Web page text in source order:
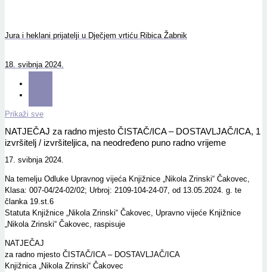
Jura i heklani prijatelji u Dječjem vrtiću Ribica Žabnik
18. svibnja 2024.
Prikaži sve
NATJEČAJ za radno mjesto ČISTAČ/ICA – DOSTAVLJAČ/ICA, 1
izvršitelj / izvršiteljica, na neodređeno puno radno vrijeme
17. svibnja 2024.
Na temelju Odluke Upravnog vijeća Knjižnice „Nikola Zrinski“ Čakovec,
Klasa: 007-04/24-02/02; Urbroj: 2109-104-24-07, od 13.05.2024. g. te
članka 19.st.6
Statuta Knjižnice „Nikola Zrinski“ Čakovec, Upravno vijeće Knjižnice
„Nikola Zrinski“ Čakovec, raspisuje
NATJEČAJ
za radno mjesto ČISTAČ/ICA – DOSTAVLJAČ/ICA
Knjižnica „Nikola Zrinski“ Čakovec